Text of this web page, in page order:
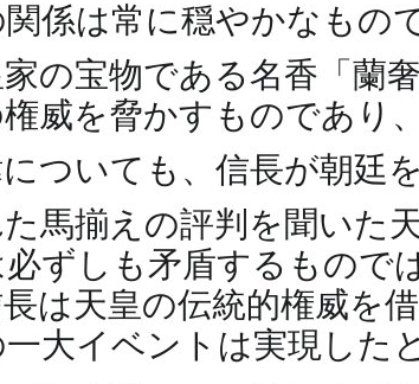
関係は常に穏やかなもの
の宝物である名香「蘭
威を脅かすものであり
ついても、信長が朝廷
馬揃えの評判を聞いた
ずしも矛盾するもので
は天皇の伝統的権威を
大イベントは実現した